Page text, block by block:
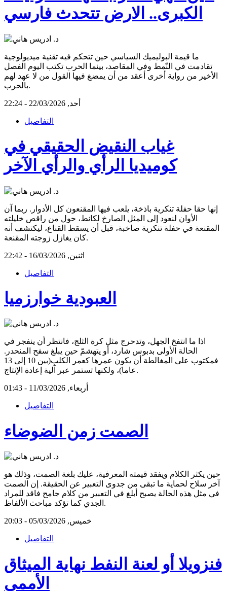
الكبرى.. الارض تتحدث فارسي
ما قيمة البوليميك السياسي حين تتحكم فيه تقنية ميديولوجية
تقادمت في النّمط وفي المقاصد، بينما الحرب تكتب اليوم الفصل
الأخير من رواية أخرى أعقد من أن يمضغ فيها القول من لا عهد لهم
بالحرب.
أحد, 22/03/2026 - 22:24
التفاصيل
غياب النقيض الحقيقي في
كوميديا الرأي والرأي الآخر
إنها حقا حفلة تنكرية باذخة، يلعب فيها المقنعون كل الأدوار. ربما آن
الأوان لنعود إلى المثل الصارخ لكانط، حول من راقص خليلته
المقنعة في حفلة تنكرية صاخبة، قبل أن يسقط القناع، ليكتشف أنه
كان يغازل زوجته المقنعة.
اثنين, 16/03/2026 - 22:42
التفاصيل
العبودية خوارزميا
اذا ما انتفخ الجهل، وتدحرج مثل كرة الثلج، فانتظر أن ينفجر في
الحالة الأولى بدبوس شارد، أو يتهشمّ حين يبلغ سفح المنحدر.
فمكتوب على المغالطة أن يكون عمرها كعمر الكلب(بين 10 إلى 13
عاما)، ولكنها تستمر عبر آلية إعادة الإنتاج.
أربعاء, 11/03/2026 - 01:43
التفاصيل
الصمت زمن الضوضاء
حين يكثر الكلام ويفقد قيمته المعرفية، عليك بلغة الصمت، وذلك هو
آخر سلاح لحماية ما تبقى من جدوى التعبير عن الحقيقة. إن الصمت
في مثل هذه الحالة يصبح أبلغ في التعبير من كلام جامح فاقد للمراد
الجدي كما تؤكد مباحث الألفاظ.
خميس, 05/03/2026 - 20:03
التفاصيل
فنزويلا أو لعنة النفط نهاية الميثاق
الأممي